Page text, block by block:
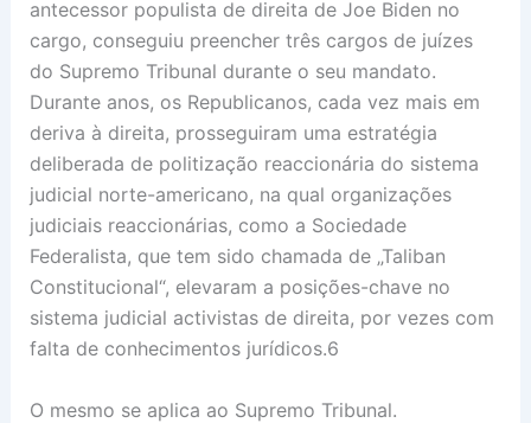
antecessor populista de direita de Joe Biden no
cargo, conseguiu preencher três cargos de juízes
do Supremo Tribunal durante o seu mandato.
Durante anos, os Republicanos, cada vez mais em
deriva à direita, prosseguiram uma estratégia
deliberada de politização reaccionária do sistema
judicial norte-americano, na qual organizações
judiciais reaccionárias, como a Sociedade
Federalista, que tem sido chamada de „Taliban
Constitucional“, elevaram a posições-chave no
sistema judicial activistas de direita, por vezes com
falta de conhecimentos jurídicos.6
O mesmo se aplica ao Supremo Tribunal.